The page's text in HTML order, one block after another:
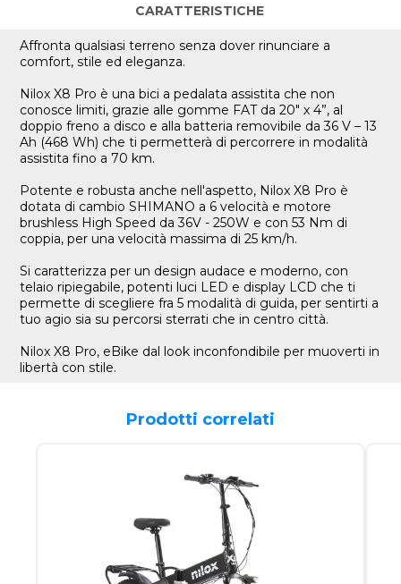
CARATTERISTICHE
Affronta qualsiasi terreno senza dover rinunciare a
comfort, stile ed eleganza.
Nilox X8 Pro è una bici a pedalata assistita che non
conosce limiti, grazie alle gomme FAT da 20" x 4”, al
doppio freno a disco e alla batteria removibile da 36 V – 13
Ah (468 Wh) che ti permetterà di percorrere in modalità
assistita fino a 70 km.
Potente e robusta anche nell'aspetto, Nilox X8 Pro è
dotata di cambio SHIMANO a 6 velocità e motore
brushless High Speed da 36V - 250W e con 53 Nm di
coppia, per una velocità massima di 25 km/h.
Si caratterizza per un design audace e moderno, con
telaio ripiegabile, potenti luci LED e display LCD che ti
permette di scegliere fra 5 modalità di guida, per sentirti a
tuo agio sia su percorsi sterrati che in centro città.
Nilox X8 Pro, eBike dal look inconfondibile per muoverti in
libertà con stile.
Prodotti correlati